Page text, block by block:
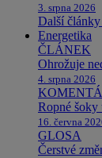
3. srpna 2026
Další
Energetika
ČLÁNEK
Ohrožuje
4. srpna 2026
Ropné šoky
16. června
GLOSA
Čerstvé